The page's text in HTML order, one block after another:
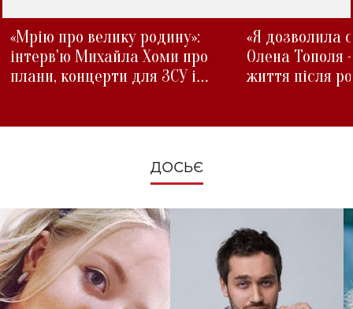
«Мрію про велику родину»:
інтерв'ю Михайла Хоми про
плани, концерти для ЗСУ і
«Я дозволила
Олена Тополя
життя після
ДОСЬЄ